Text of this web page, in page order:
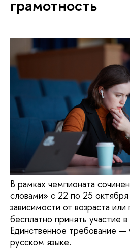
грамотность
В рамках чемпионата
словами» с 22 по 25
зависимости от возраста
бесплатно принять участие
Единственное требование —
русском языке.